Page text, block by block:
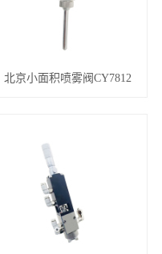
北京小面积喷雾阀CY7812